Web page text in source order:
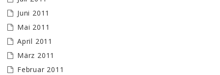
Juni 2011
Mai 2011
April 2011
März 2011
Februar 2011